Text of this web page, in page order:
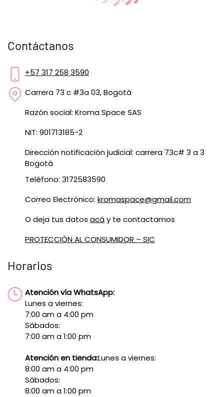
Contáctanos
+57 317 258 3590
Carrera 73 c #3a 03, Bogotá
Razón social: Kroma Space SAS
NIT: 901713185-2
Dirección notificación judicial: carrera 73c# 3 a 3
Bogotá
Teléfono: 3172583590
Correo Electrónico: kromaspace@gmail.com
O deja tus datos acáy te contactamos
PROTECCIÓN AL CONSUMIDOR – SIC
Horarios
Atención vía WhatsApp:
Lunes a viernes:
7:00 am a 4:00 pm
Sábados:
7:00 am a 1:00 pm
Atención en tienda:Lunes a viernes:
8:00 am a 4:00 pm
Sábados:
8:00 am a 1:00 pm